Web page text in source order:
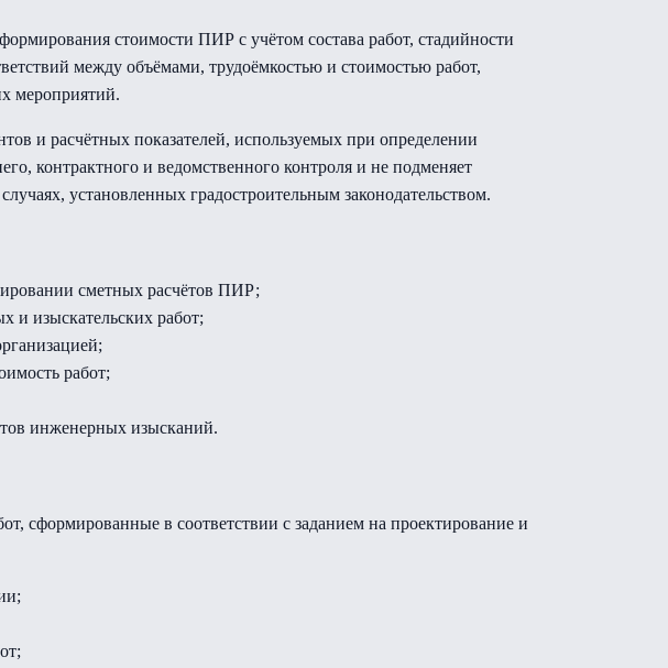
стоимости ПИР с учётом состава работ, стадийности
между объёмами, трудоёмкостью и стоимостью работ,
мероприятий.
и расчётных показателей, используемых при определении
контрактного и ведомственного контроля и не подменяет
установленных градостроительным законодательством.
сметных расчётов ПИР;
и изыскательских работ;
работ;
инженерных изысканий.
сформированные в соответствии с заданием на проектирование и